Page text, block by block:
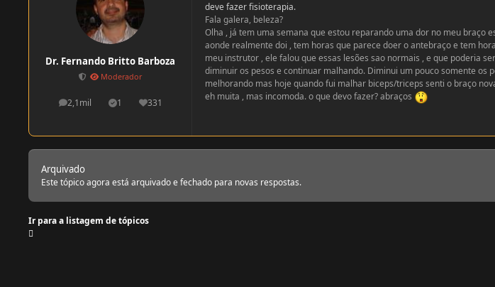
Dr. Fernando Britto Barboza
Moderador
2,1mil
postagens1
Soluções331
Reputação
deve fazer fisioterapia.
Fala galera, beleza?
Olha , já tem uma semana que estou reparando uma dor no meu braço
aonde realmente doi , tem horas que parece doer o antebraço e tem
meu instrutor , ele falou que essas lesões sao normais , e que poderia
diminuir os pesos e continuar malhando. Diminui um pouco somente os
melhorando mas hoje quando fui malhar biceps/triceps senti o braço
eh muita , mas incomoda. o que devo fazer? abraços
Arquivado
Este tópico agora está arquivado e fechado para novas respostas.
Ir para a listagem de tópicos